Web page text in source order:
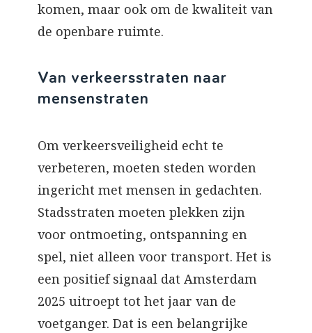
komen, maar ook om de kwaliteit van
de openbare ruimte.
Van verkeersstraten naar
mensenstraten
Om verkeersveiligheid echt te
verbeteren, moeten steden worden
ingericht met mensen in gedachten.
Stadsstraten moeten plekken zijn
voor ontmoeting, ontspanning en
spel, niet alleen voor transport. Het is
een positief signaal dat Amsterdam
2025 uitroept tot het jaar van de
voetganger. Dat is een belangrijke